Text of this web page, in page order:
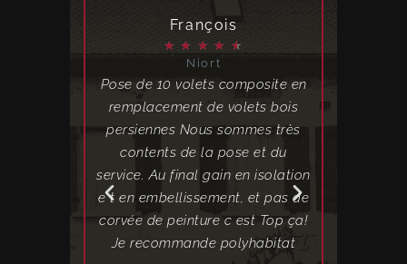
François
★ ★ ★ ★ ★
Niort
Pose de 10 volets composite en
remplacement de volets bois
persiennes Nous sommes très
contents de la pose et du
service. Au final gain en isolation
e t en embellissement, et pas de
corvée de peinture c est Top ça!
Je recommande polyhabitat